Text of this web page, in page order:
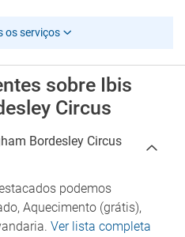
os serviços
sobre Ibis
Circus
Bordesley Circus
podemos
Aquecimento (grátis),
Ver lista completa